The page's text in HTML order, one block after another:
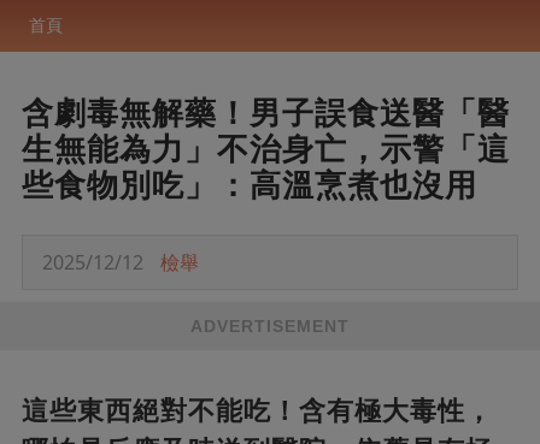
首頁
含劇毒無解藥！男子誤食送醫「醫
生無能為力」不治身亡，示警「這
些食物別吃」：高溫烹煮也沒用
2025/12/12 檢舉
ADVERTISEMENT
這些東西絕對不能吃！含有極大毒性，